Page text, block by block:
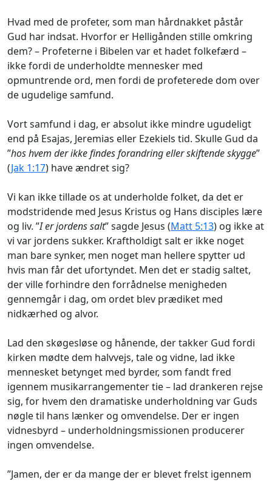
Hvad med de profeter, som man hårdnakket påstår
Gud har indsat. Hvorfor er Helligånden stille omkring
dem? – Profeterne i Bibelen var et hadet folkefærd –
ikke fordi de underholdte mennesker med
opmuntrende ord, men fordi de profeterede dom over
de ugudelige samfund.
Vort samfund i dag, er absolut ikke mindre ugudeligt
end på Esajas, Jeremias eller Ezekiels tid. Skulle Gud da
”hos hvem der ikke findes forandring eller skiftende skygge”
(Jak 1:17) have ændret sig?
Vi kan ikke tillade os at underholde folket, da det er
modstridende med Jesus Kristus og Hans disciples lære
og liv. ”I er jordens salt” sagde Jesus (Matt 5:13) og ikke at
vi var jordens sukker. Kraftholdigt salt er ikke noget
man bare synker, men noget man hellere spytter ud
hvis man får det ufortyndet. Men det er stadig saltet,
der ville forhindre den forrådnelse menigheden
gennemgår i dag, om ordet blev prædiket med
nidkærhed og alvor.
Lad den skøgesløse og hånende, der takker Gud fordi
kirken mødte dem halvvejs, tale og vidne, lad ikke
mennesket betynget med byrder, som fandt fred
igennem musikarrangementer tie – lad drankeren rejse
sig, for hvem den dramatiske underholdning var Guds
nøgle til hans lænker og omvendelse. Der er ingen
vidnesbyrd – underholdningsmissionen producerer
ingen omvendelse.
”Jamen, der er da mange der er blevet frelst igennem